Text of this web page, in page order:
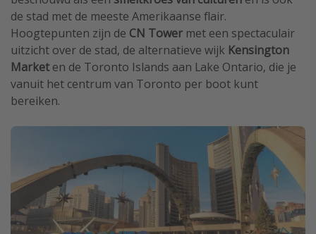
de stad met de meeste Amerikaanse flair.
Hoogtepunten zijn de CN Tower met een spectaculair
uitzicht over de stad, de alternatieve wijk Kensington
Marketen de Toronto Islands aan Lake Ontario, die je
vanuit het centrum van Toronto per boot kunt
bereiken.